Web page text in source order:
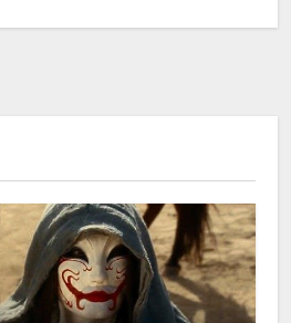
อผสมและเทคโนโลยี
งแสง ณ น้ำพุร้อน
เภอแม่ออน จังหวัด
หว่างวันที่ 24 – 30
เวลา 17.00 – 22.00